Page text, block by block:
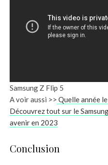
Samsung Z Flip 5
A voir aussi >> Quelle année
Découvrez tout sur le
avenir en 2023
Conclusion